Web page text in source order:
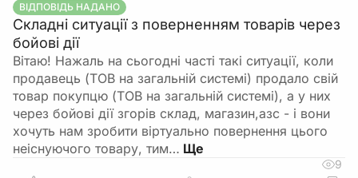
ВІДПОВІДЬ НАДАНО
Складні ситуації з поверненням товарів через
бойові дії
Вітаю! Нажаль на сьогодні часті такі ситуації, коли
продавець (ТОВ на загальній системі) продало свій
товар покупцю (ТОВ на загальній системі), а у них
через бойові дії згорів склад, магазин,азс - і вони
хочуть нам зробити віртуально повернення цього
неіснуючого товару, тим…
9